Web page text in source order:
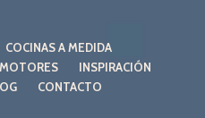
COCINAS A MEDIDA
INSPIRACIÓN
CONTACTO